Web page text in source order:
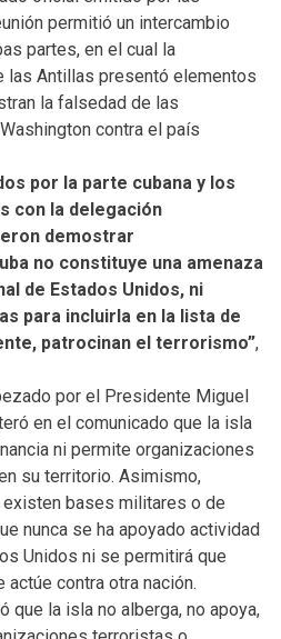
permitió un intercambio
partes, en el cual la
las Antillas presentó elementos
la falsedad de las
contra el país
por la parte cubana y los
con la delegación
demostrar
no constituye una amenaza
de Estados Unidos, ni
para incluirla en la lista de
patrocinan el terrorismo”,
por el Presidente Miguel
en el comunicado que la isla
ni permite organizaciones
su territorio. Asimismo,
bases militares o de
nunca se ha apoyado actividad
Unidos ni se permitirá que
contra otra nación.
que la isla no alberga, no apoya,